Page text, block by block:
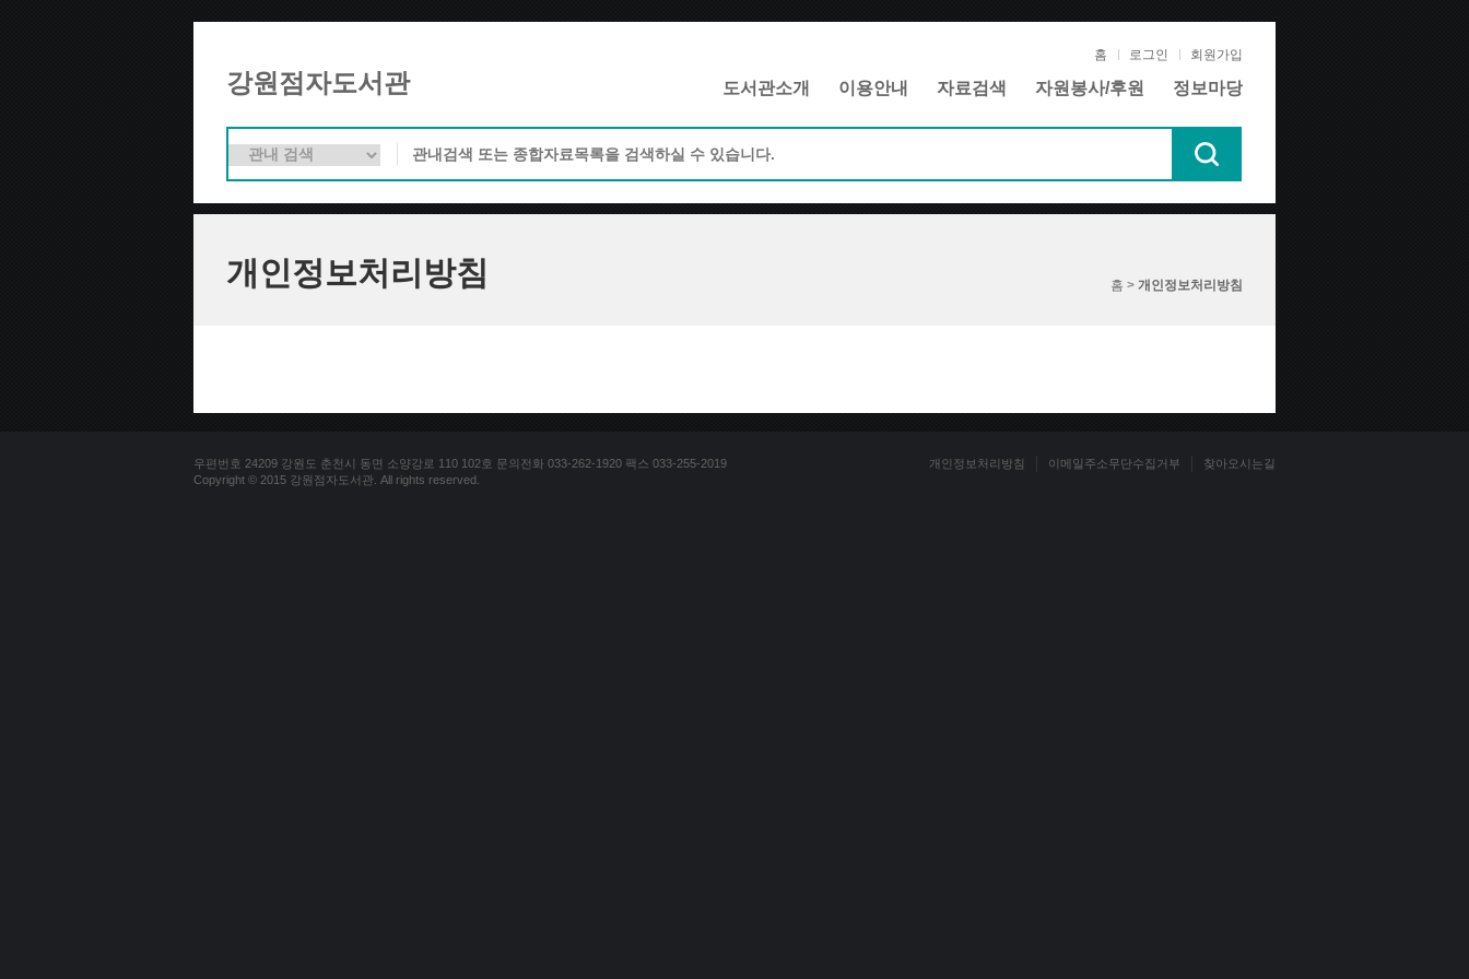
강원점자도서관
홈 로그인 회원가입
도서관소개 이용안내 자료검색 자원봉사/후원 정보마당
개인정보처리방침 홈 > 개인정보처리방침
우편번호 24209 강원도 춘천시 동면 소양강로 110 102호 문의전화 033-262-1920 팩스 033-255-2019
Copyright © 2015 강원점자도서관. All rights reserved.
개인정보처리방침 이메일주소무단수집거부 찾아오시는길